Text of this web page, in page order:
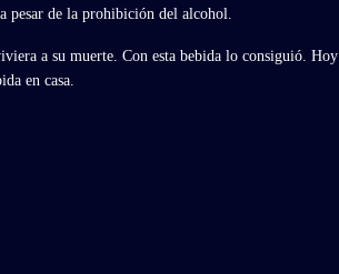
pesar de la prohibición del alcohol.
a su muerte. Con esta bebida lo consiguió.
en casa.